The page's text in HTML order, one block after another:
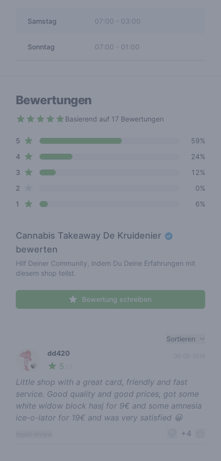
Samstag 07:00 03:00
Sonntag 07:00 - 01:00
Bewertungen
Basierend auf 17 Bewertungen
Review data
5 star reviews
59%
4star reviews
24%
3 star reviews
12%
2
0%
1 star reviews 6%
Cannabis Takeaway De Kruidenier
bewerten
Hilf Deiner Community, indem Du Deine Erfahrungen mit
diesem shop teilst.
Bewertung schreiben
Sortieren
🍃
dd420
5
Little shop with a great card, friendly and fast
service. Good quality and good prices, got some
white widow block hasj for 9€ and some amnesia
ice-o-lator for 19€ and was very satisfied 😀
+4